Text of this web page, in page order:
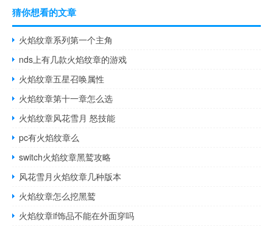
猜你想看的文章
火焰纹章系列第一个主角
nds上有几款火焰纹章的游戏
火焰纹章五星召唤属性
火焰纹章第十一章怎么选
火焰纹章风花雪月 怒技能
pc有火焰纹章么
switch火焰纹章黑鹫攻略
风花雪月火焰纹章几种版本
火焰纹章怎么挖黑鹫
火焰纹章if饰品不能在外面穿吗